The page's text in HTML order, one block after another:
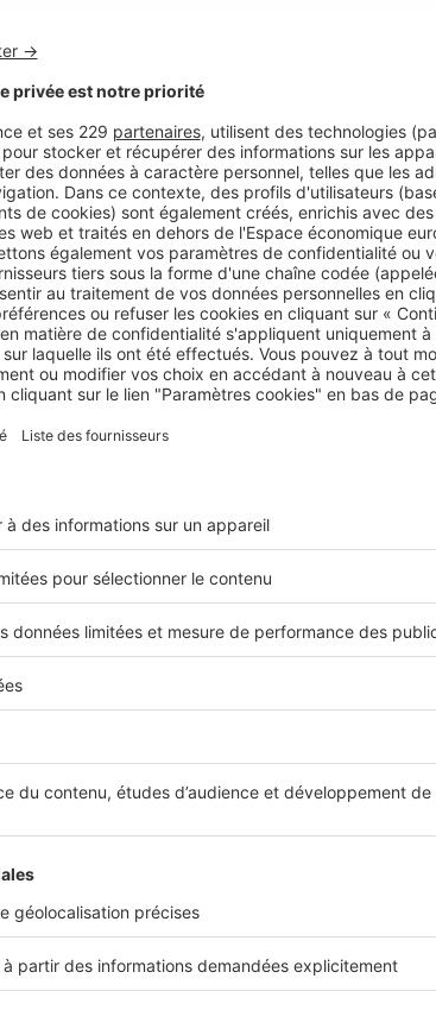
moyen dans l’immobilier résidentiel est
entre 3 et 5 %, mais celui-ci peut aller
votre bien neuf meublé.
le rendement locatif net ?
locatif netde votre bien, vous devrez
compte différents montants :
vous choisissez de faire appel aux services
non récupérables : c’est-à-dire celles que vous
les réfections de l’immeuble, les travaux dans
qui n’incombent pas au locataire, comme
un changement d’équipement dont le
de son fait et hors garantie biennale, par
l’assurance de votre crédit immobilier.
locatif net, vous devez d’abord enlever tous
et taxes annuelles additionnées les unes aux
net va changer chaque année, vos
Au début de votre mise en location,
votés dans la copropriété, par exemple,
neuf. Ce genre de dépenses sera plutôt à